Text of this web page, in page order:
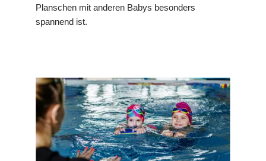
Planschen mit anderen Babys besonders
spannend ist.